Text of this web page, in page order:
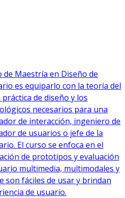
de Maestría en Diseño de
es equiparlo con la teoría del
de diseño y los
necesarios para una
de interacción, ingeniero de
de usuarios o jefe de la
El curso se enfoca en el
de prototipos y evaluación
multimedia, multimodales y
son fáciles de usar y brindan
de usuario.